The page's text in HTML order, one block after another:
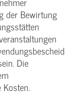
der Bewirtung
Die